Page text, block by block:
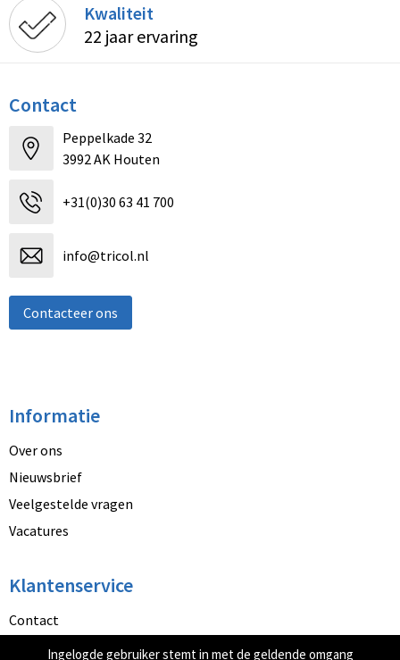
Kwaliteit
22 jaar ervaring
Contact
Peppelkade 32
3992 AK Houten
+31(0)30 63 41 700
info@tricol.nl
Contacteer ons
Informatie
Over ons
Nieuwsbrief
Veelgestelde vragen
Vacatures
Klantenservice
Contact
Betaalmethoden
Ingelogde gebruiker stemt in met de geldende omgang